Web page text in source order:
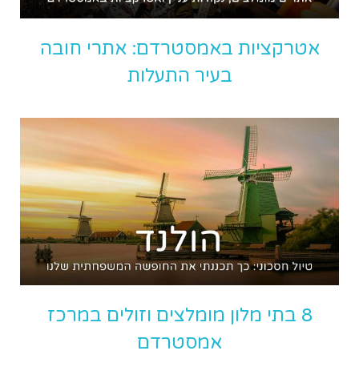
אטרקציות באמסטרדם: אתרי חובה
בעיר התעלות
8 בתי מלון מומלצים וזולים במרכז
אמסטרדם